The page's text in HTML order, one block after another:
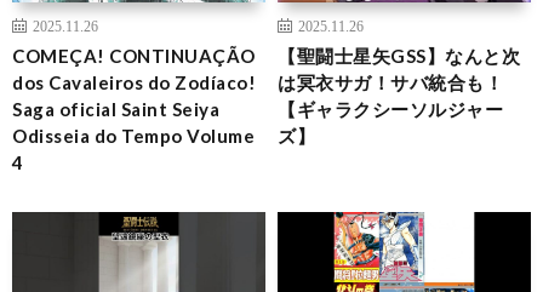
2025.11.26
COMEÇA! CONTINUAÇÃO
dos Cavaleiros do Zodíaco!
Saga oficial Saint Seiya
Odisseia do Tempo Volume
4
2025.11.26
【聖闘士星矢GSS】なんと次
は冥衣サガ！サバ統合も！
【ギャラクシーソルジャー
ズ】